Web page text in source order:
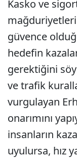
Kasko ve
güvence
hedefin
gerektiğini
ve trafik
vurgulayan
onarımını
insanların
uyulursa, hız